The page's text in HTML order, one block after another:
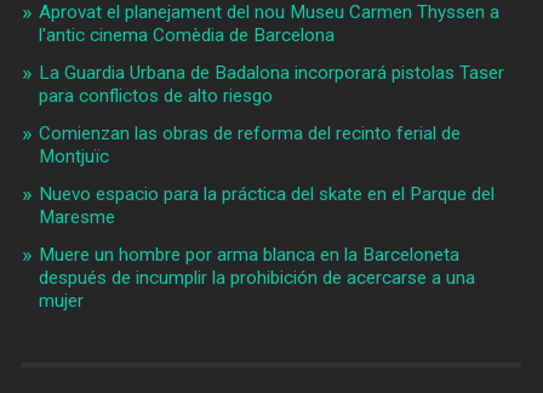
Aprovat el planejament del nou Museu Carmen Thyssen a
l'antic cinema Comèdia de Barcelona
La Guardia Urbana de Badalona incorporará pistolas Taser
para conflictos de alto riesgo
Comienzan las obras de reforma del recinto ferial de
Montjuïc
Nuevo espacio para la práctica del skate en el Parque del
Maresme
Muere un hombre por arma blanca en la Barceloneta
después de incumplir la prohibición de acercarse a una
mujer